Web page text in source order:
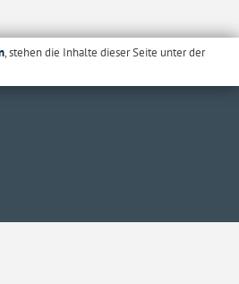
, stehen die Inhalte dieser Seite unter der